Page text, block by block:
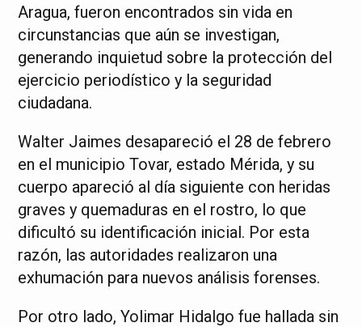
Aragua, fueron encontrados sin vida en
circunstancias que aún se investigan,
generando inquietud sobre la protección del
ejercicio periodístico y la seguridad
ciudadana.
Walter Jaimes desapareció el 28 de febrero
en el municipio Tovar, estado Mérida, y su
cuerpo apareció al día siguiente con heridas
graves y quemaduras en el rostro, lo que
dificultó su identificación inicial. Por esta
razón, las autoridades realizaron una
exhumación para nuevos análisis forenses.
Por otro lado, Yolimar Hidalgo fue hallada sin